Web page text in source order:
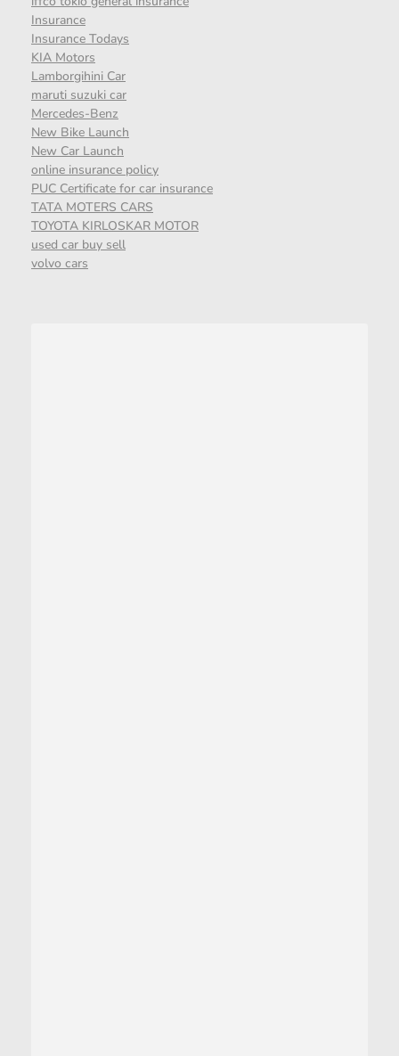
Insurance
Insurance Todays
KIA Motors
Lamborgihini Car
maruti suzuki car
Mercedes-Benz
New Bike Launch
New Car Launch
online insurance policy
PUC Certificate for car insurance
TATA MOTERS CARS
TOYOTA KIRLOSKAR MOTOR
used car buy sell
volvo cars